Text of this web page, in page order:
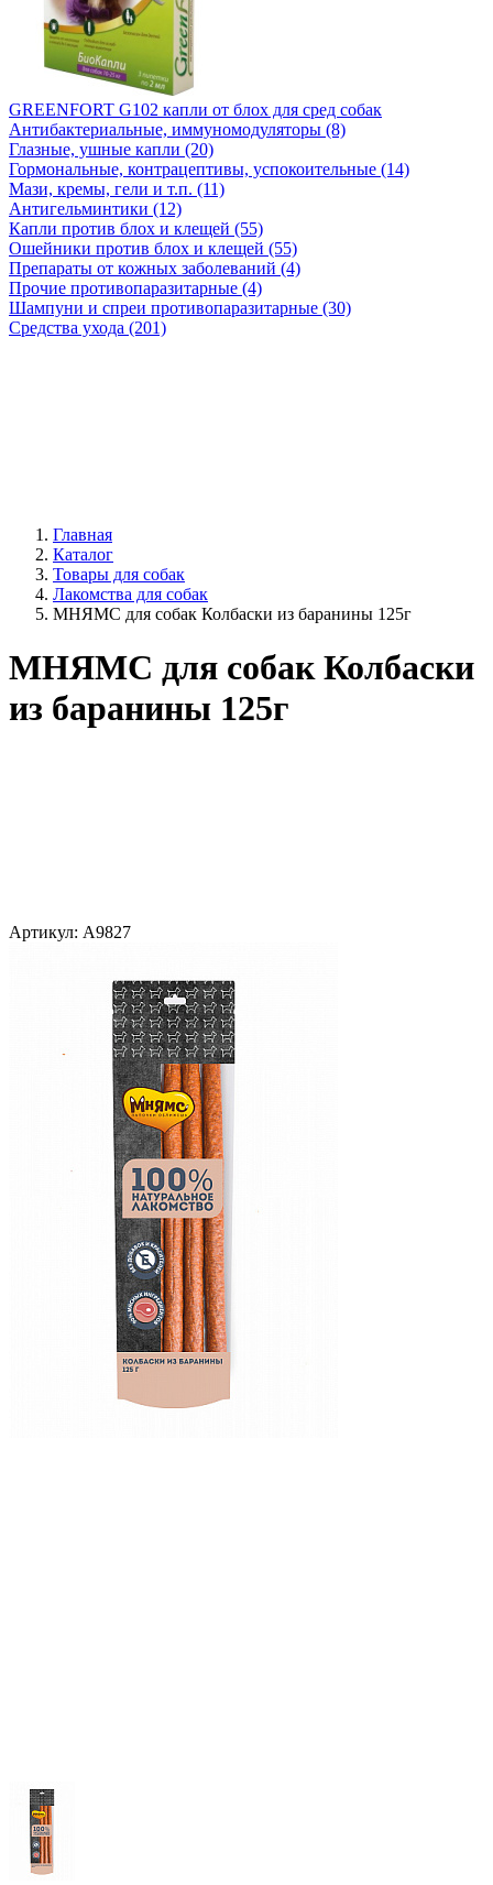
GREENFORT G102 капли от блох для сред собак
Антибактериальные, иммуномодуляторы (8)
Глазные, ушные капли (20)
Гормональные, контрацептивы, успокоительные (14)
Мази, кремы, гели и т.п. (11)
Антигельминтики (12)
Капли против блох и клещей (55)
Ошейники против блох и клещей (55)
Препараты от кожных заболеваний (4)
Прочие противопаразитарные (4)
Шампуни и спреи противопаразитарные (30)
Средства ухода (201)
Главная
Каталог
Товары для собак
Лакомства для собак
МНЯМС для собак Колбаски из баранины 125г
МНЯМС для собак Колбаски
из баранины 125г
Артикул: A9827